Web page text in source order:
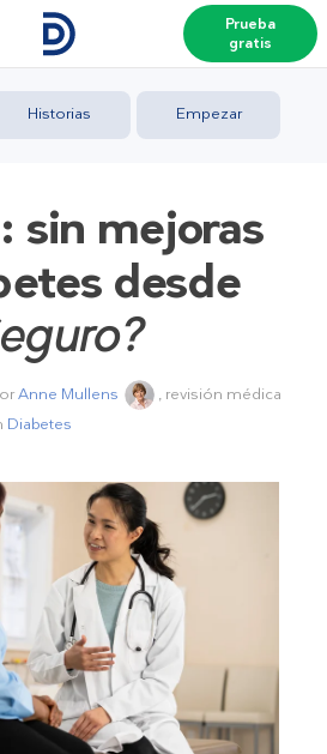
Prueba
gratis
Historias Empezar
sin mejoras
desde
Anne Mullens
, revisión médica
Diabetes